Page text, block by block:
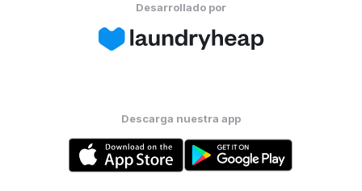
Desarrollado por
Descarga nuestra app